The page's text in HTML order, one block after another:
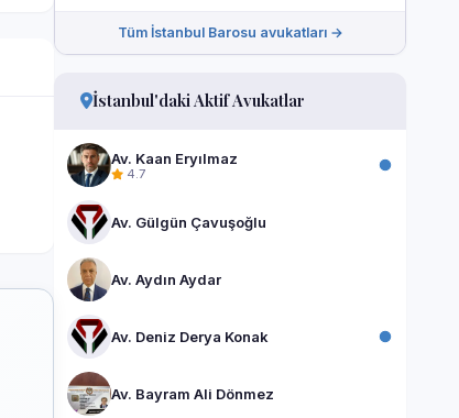
Tüm İstanbul Barosu avukatları →
İstanbul'daki Aktif Avukatlar
Av. Kaan Eryılmaz
4.7
Av. Gülgün Çavuşoğlu
Av. Aydın Aydar
Av. Deniz Derya Konak
Av. Bayram Ali Dönmez